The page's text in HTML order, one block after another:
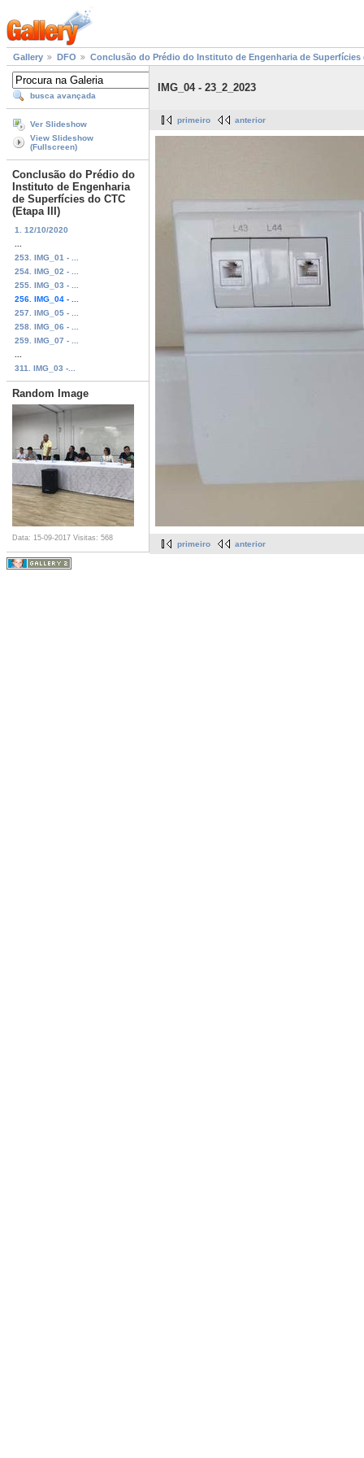
Gallery DFO Conclusão do Prédio do Instituto de Engenharia de Superfícies
busca avançada
Ver Slideshow
View Slideshow
(Fullscreen)
Conclusão do Prédio do
Instituto de Engenharia
de Superfícies do CTC
(Etapa III)
1. 12/10/2020
253. IMG_01 - ...
254. IMG_02 - ...
255. IMG_03 - ...
256. IMG_04 - ...
257. IMG_05 - ...
258. IMG_06 - ...
259. IMG_07 - ...
311. IMG_03 -...
Random Image
Data: 15-09-2017 Visitas: 568
IMG_04 - 23_2_2023
primeiro anterior
primeiro anterior